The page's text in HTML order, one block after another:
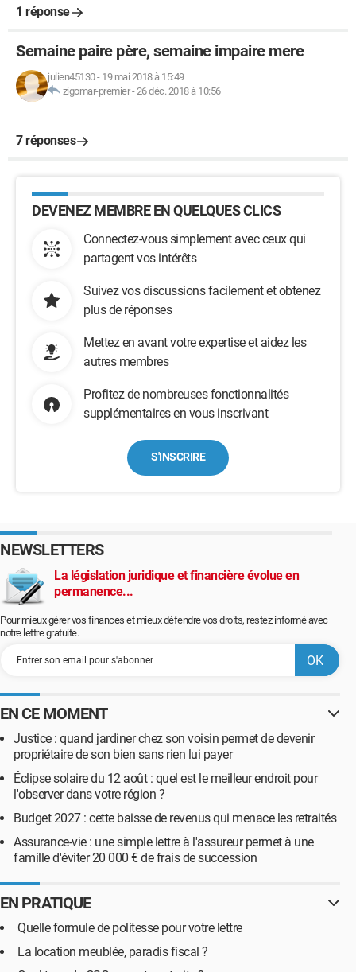
1 réponse
Semaine paire père, semaine impaire mere
julien45130- 19 mai 2018 à 15:49
zigomar-premier-26 déc. 2018 à 10:56
7 réponses
DEVENEZ MEMBRE EN QUELQUES CLICS
Connectez-vous simplement avec ceux qui
partagent vos intérêts
Suivez vos discussions facilement et obtenez
plus de réponses
Mettez en avant votre expertise et aidez les
autres membres
Profitez de nombreuses fonctionnalités
supplémentaires en vous inscrivant
S'INSCRIRE
NEWSLETTERS
La législation juridique et financière évolue en
permanence...
Pour mieux gérer vos finances et mieux défendre vos droits, restez informé avec
notre lettre gratuite.
EN CE MOMENT
Justice : quand jardiner chez son voisin permet de devenir
propriétaire de son bien sans rien lui payer
Éclipse solaire du 12 août : quel est le meilleur endroit pour
l'observer dans votre région ?
Budget 2027 : cette baisse de revenus qui menace les retraités
Assurance-vie : une simple lettre à l'assureur permet à une
famille d'éviter 20 000 € de frais de succession
EN PRATIQUE
Quelle formule de politesse pour votre lettre
La location meublée, paradis fiscal ?